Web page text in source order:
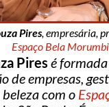
Pires, empresária,
Espaço Bela Morumbi
Pires é
de empresas,
com o